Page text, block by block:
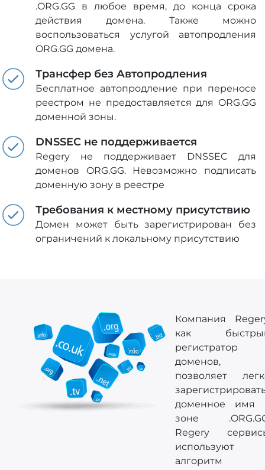
.ORG.GG в любое время, до конца срока
действия домена. Также можно
воспользоваться услугой автопродления
ORG.GG домена.
Трансфер без Автопродления
Бесплатное автопродление при переносе
реестром не предоставляется для ORG.GG
доменной зоны.
DNSSEC не поддерживается
Regery не поддерживает DNSSEC для
доменов ORG.GG. Невозможно подписать
доменную зону в реестре
Требования к местному присутствию
Домен может быть зарегистрирован без
ограничений к локальному присутствию
Компания
как
регистратор
доменов,
позволяет
доменное имя
зоне
Regery
используют
алгоритм